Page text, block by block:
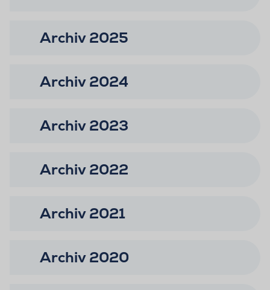
Archiv 2025
Archiv 2024
Archiv 2023
Archiv 2022
Archiv 2021
Archiv 2020